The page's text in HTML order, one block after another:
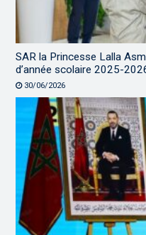
SAR la Princesse Lalla
d’année scolaire 2025-
30/06/2026